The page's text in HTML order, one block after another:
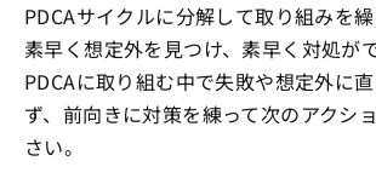
PDCAサイクルに分解して取り組みを繰
素早く想定外を見つけ、素早く対処が
PDCAに取り組む中で失敗や想定外に
ず、前向きに対策を練って次のアクシ
さい。